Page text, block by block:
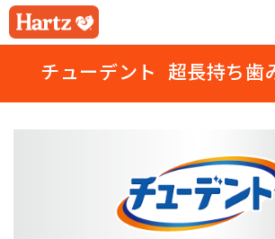
チューデント 超長持ち歯